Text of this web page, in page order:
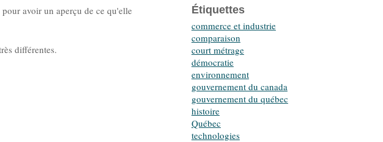
avoir un aperçu de ce qu'elle
différentes.
Étiquettes
commerce et industrie
comparaison
court métrage
démocratie
environnement
gouvernement du canada
gouvernement du québec
histoire
Québec
technologies